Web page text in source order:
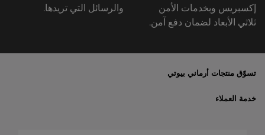
إكسبريس وبخدمات الأمن
ثلاثي الأبعاد لضمان دفع آمن.
والرسائل التي تريدها.
تسوّق منتجات أرماني بيوتي
العروض الحصريّة
خدمة العملاء